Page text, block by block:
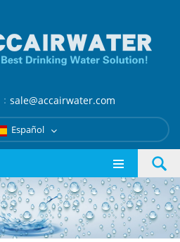
sale@accairwater.com
Español